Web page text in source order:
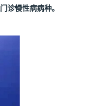
诊慢性病病种。